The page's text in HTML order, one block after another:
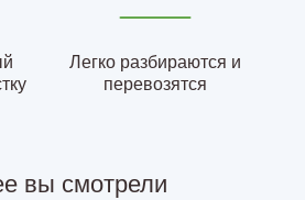
Легко разбираются и
перевозятся
вы смотрели